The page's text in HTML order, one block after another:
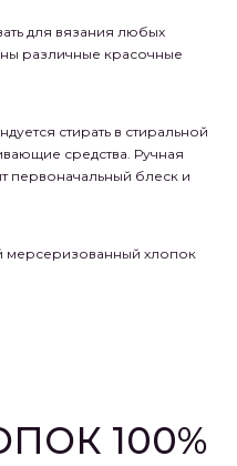
для вязания любых
различные красочные
стирать в стиральной
средства. Ручная
первоначальный блеск и
мерсеризованный хлопок
100%